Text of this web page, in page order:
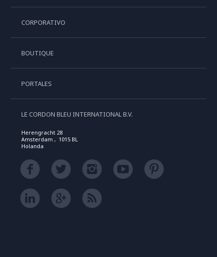
CORPORATIVO
BOUTIQUE
PORTALES
LE CORDON BLEU INTERNATIONAL B.V.
Herengracht 28
Amsterdam , 1015 BL
Holanda